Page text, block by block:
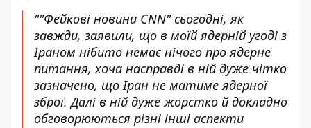
""Фейкові новини CNN" сьогодні, як
завжди, заявили, що в моїй ядерній угоді з
Іраном нібито немає нічого про ядерне
питання, хоча насправді в ній дуже чітко
зазначено, що Іран не матиме ядерної
зброї. Далі в ній дуже жорстко й докладно
обговорюються різні інші аспекти